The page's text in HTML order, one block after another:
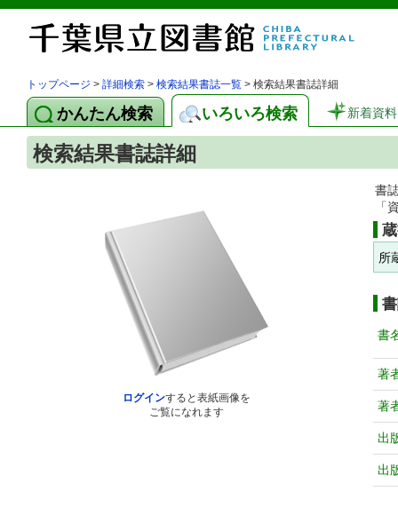
トップページ > 詳細検索 > 検索結果書誌一覧 > 検索結果書誌詳細
かんたん検索 いろいろ検索 新着資料
検索結果書誌詳細
ログインすると表紙画像を
ご覧になれます
書
「
所
書
著
著
出
出